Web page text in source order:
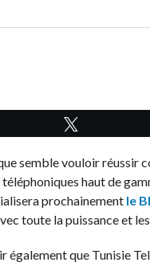
semble vouloir réussir
haut de
prochainement le
toute la puissance et
également que Tunisie